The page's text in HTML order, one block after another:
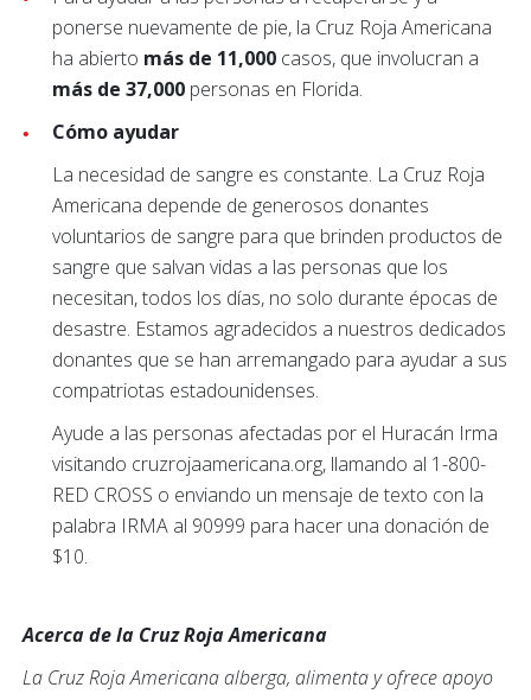
ponerse nuevamente de pie, la Cruz Roja Americana
ha abierto más de 11,000 casos, que involucran a
más de 37,000 personas en Florida.
Cómo ayudar
La necesidad de sangre es constante. La Cruz Roja
Americana depende de generosos donantes
voluntarios de sangre para que brinden productos de
sangre que salvan vidas a las personas que los
necesitan, todos los días, no solo durante épocas de
desastre. Estamos agradecidos a nuestros dedicados
donantes que se han arremangado para ayudar a sus
compatriotas estadounidenses.
Ayude a las personas afectadas por el Huracán Irma
visitando cruzrojaamericana.org, llamando al 1-800-
RED CROSS o enviando un mensaje de texto con la
palabra IRMA al 90999 para hacer una donación de
$10.
Acerca de la Cruz Roja Americana
La Cruz Roja Americana alberga, alimenta y ofrece apoyo